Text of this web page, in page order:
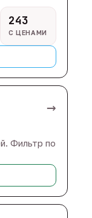
243
С ЦЕНАМИ
→
Фильтр по